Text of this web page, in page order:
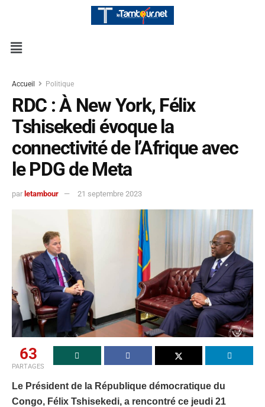
Accueil Politique
RDC : À New York, Félix
Tshisekedi évoque la
connectivité de l’Afrique avec
le PDG de Meta
par letambour 21 septembre 2023
63
PARTAGES
Le Président de la République démocratique du
Congo, Félix Tshisekedi, a rencontré ce jeudi 21